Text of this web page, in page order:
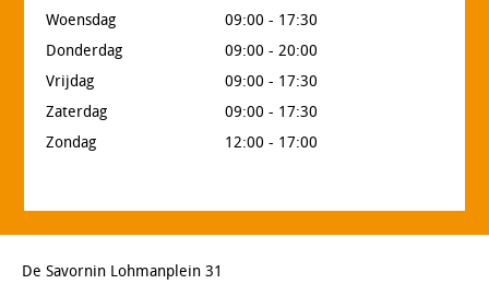
Woensdag
09:00 - 17:30
Donderdag
09:00 - 20:00
Vrijdag
09:00 - 17:30
Zaterdag
09:00 - 17:30
Zondag
12:00 - 17:00
De Savornin Lohmanplein 31